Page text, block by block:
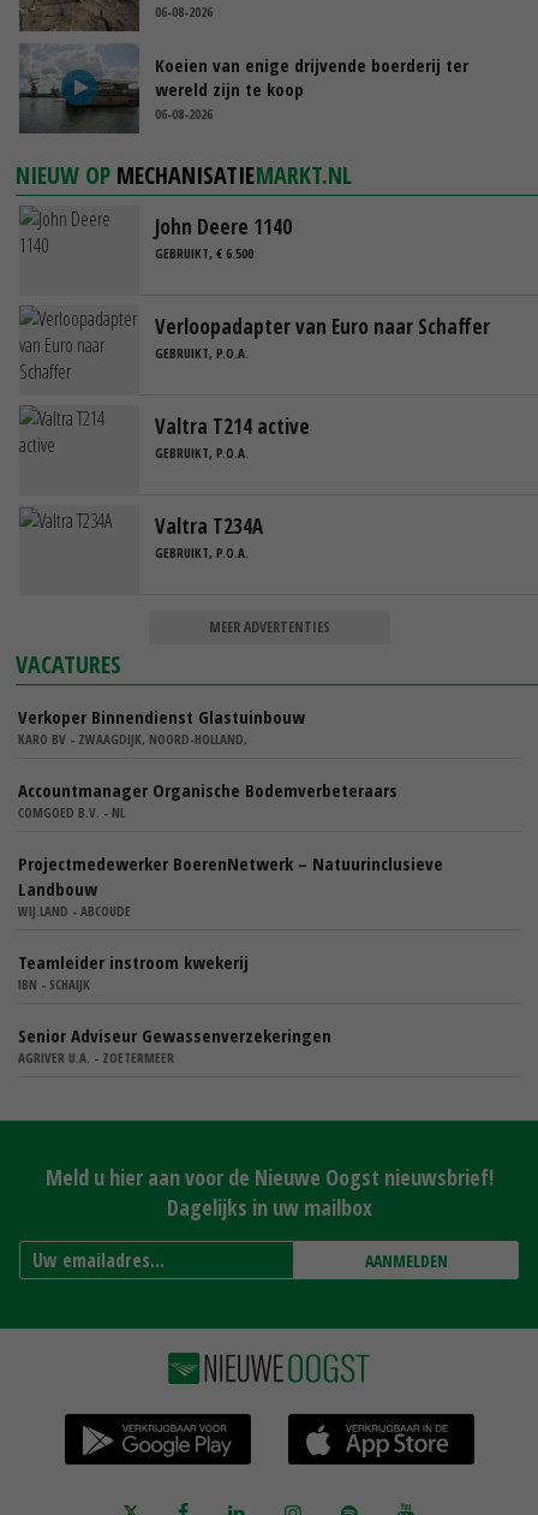
06-08-2026
Koeien van enige drijvende boerderij ter
wereld zijn te koop
06-08-2026
NIEUW OP MECHANISATIEMARKT.NL
John Deere 1140
GEBRUIKT, € 6.500
Verloopadapter van Euro naar Schaffer
GEBRUIKT, P.O.A.
Valtra T214 active
GEBRUIKT, P.O.A.
Valtra T234A
GEBRUIKT, P.O.A.
MEER ADVERTENTIES
VACATURES
Verkoper Binnendienst Glastuinbouw
KARO BV - ZWAAGDIJK, NOORD-HOLLAND,
Accountmanager Organische Bodemverbeteraars
COMGOED B.V. - NL
Projectmedewerker BoerenNetwerk – Natuurinclusieve
Landbouw
WIJ.LAND - ABCOUDE
Teamleider instroom kwekerij
IBN - SCHAIJK
Senior Adviseur Gewassenverzekeringen
AGRIVER U.A. - ZOETERMEER
Meld u hier aan voor de Nieuwe Oogst nieuwsbrief!
Dagelijks in uw mailbox
AANMELDEN